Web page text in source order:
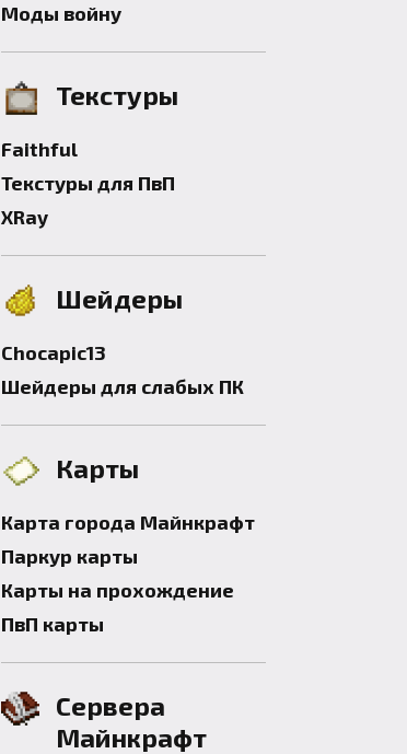
Моды войну
Текстуры
Faithful
Текстуры для ПвП
XRay
Шейдеры
Chocapic13
Шейдеры для слабых ПК
Карты
Карта города Майнкрафт
Паркур карты
Карты на прохождение
ПвП карты
Сервера
Майнкрафт